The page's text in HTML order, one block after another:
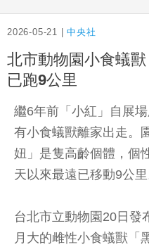
2026-05-21 |中央社
北市動物園小食蟻
已跑9公里
繼6年前「小紅」自展
有小食蟻獸離家出走。
妞」是隻高齡個體，個
天以來最遠已移動9公里
台北市立動物園20日發
月大的雌性小食蟻獸「